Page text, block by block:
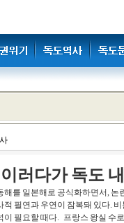
러다가 독도
해를 일본해로 공식화하면서, 논
적 필연과 우연이 잠복돼 있다.
이 필요할 때다. 프랑스 왕실 수